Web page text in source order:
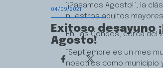
04/09/2021
Exitoso desayuno
Agosto!
‘¡Pasamos Agosto!’, la
nuestros adultos
En Las Condes, cerca del
“Septiembre es un mes
nosotros como municipio